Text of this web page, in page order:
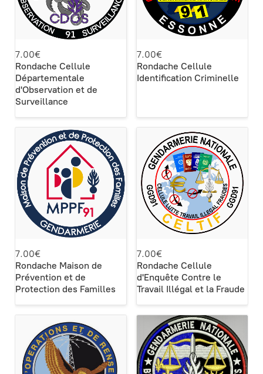
7.00€
Rondache Cellule
Départementale
d'Observation et de
Surveillance
7.00€
Rondache Cellule
Identification Criminelle
7.00€
Rondache Maison de
Prévention et de
Protection des Familles
7.00€
Rondache Cellule
d'Enquête Contre le
Travail Illégal et la Fraude